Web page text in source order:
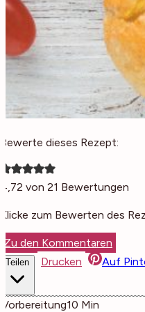
Bewerte dieses Rezept:
4,72 von 21 Bewertungen
Klicke zum Bewerten des
Zu den Kommentaren
Teilen Drucken Auf
Vorbereitung10 Minuten
Min